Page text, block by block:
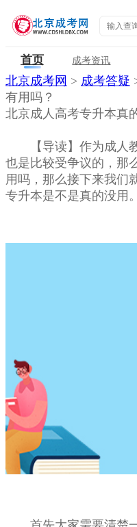
首页 成考资讯
北京成考网 > 成考答疑
有用吗？
北京成人高考专升本真
【导读】作为成人教
也是比较受争议的，那
用吗，那么接下来我们
专升本是不是真的没用。